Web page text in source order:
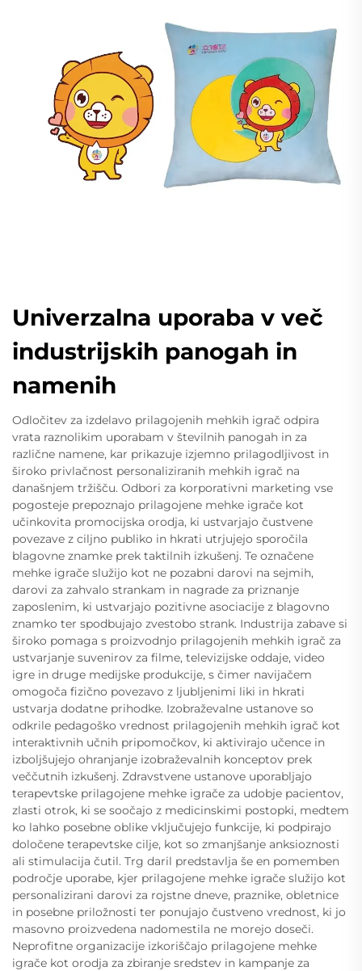
Univerzalna uporaba v več
industrijskih panogah in
namenih
Odločitev za izdelavo prilagojenih mehkih igrač odpira
vrata raznolikim uporabam v številnih panogah in za
različne namene, kar prikazuje izjemno prilagodljivost in
široko privlačnost personaliziranih mehkih igrač na
današnjem tržišču. Odbori za korporativni marketing vse
pogosteje prepoznajo prilagojene mehke igrače kot
učinkovita promocijska orodja, ki ustvarjajo čustvene
povezave z ciljno publiko in hkrati utrjujejo sporočila
blagovne znamke prek taktilnih izkušenj. Te označene
mehke igrače služijo kot ne pozabni darovi na sejmih,
darovi za zahvalo strankam in nagrade za priznanje
zaposlenim, ki ustvarjajo pozitivne asociacije z blagovno
znamko ter spodbujajo zvestobo strank. Industrija zabave si
široko pomaga s proizvodnjo prilagojenih mehkih igrač za
ustvarjanje suvenirov za filme, televizijske oddaje, video
igre in druge medijske produkcije, s čimer navijačem
omogoča fizično povezavo z ljubljenimi liki in hkrati
ustvarja dodatne prihodke. Izobraževalne ustanove so
odkrile pedagoško vrednost prilagojenih mehkih igrač kot
interaktivnih učnih pripomočkov, ki aktivirajo učence in
izboljšujejo ohranjanje izobraževalnih konceptov prek
veččutnih izkušenj. Zdravstvene ustanove uporabljajo
terapevtske prilagojene mehke igrače za udobje pacientov,
zlasti otrok, ki se soočajo z medicinskimi postopki, medtem
ko lahko posebne oblike vključujejo funkcije, ki podpirajo
določene terapevtske cilje, kot so zmanjšanje anksioznosti
ali stimulacija čutil. Trg daril predstavlja še en pomemben
področje uporabe, kjer prilagojene mehke igrače služijo kot
personalizirani darovi za rojstne dneve, praznike, obletnice
in posebne priložnosti ter ponujajo čustveno vrednost, ki jo
masovno proizvedena nadomestila ne morejo doseči.
Neprofitne organizacije izkoriščajo prilagojene mehke
igrače kot orodja za zbiranje sredstev in kampanje za